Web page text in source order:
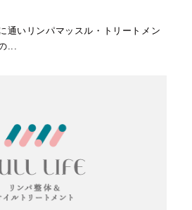
通いリンパマッスル・トリートメン
...